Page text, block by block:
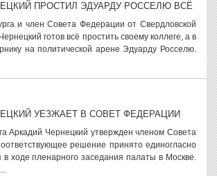
ПРОСТИЛ ЭДУАРДУ РОССЕЛЮ ВСЁ
и член Совета Федерации от Свердловской
готов всё простить своему коллеге, а в
на политической арене Эдуарду Росселю.
УЕЗЖАЕТ В СОВЕТ ФЕДЕРАЦИИ
Аркадий Чернецкий утвержден членом Совета
решение принято единогласно
в ходе пленарного заседания палаты в Москве.